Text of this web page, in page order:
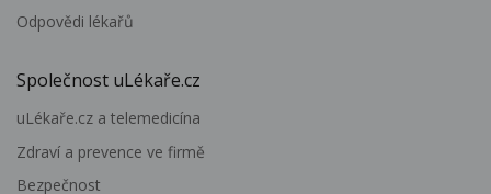
Odpovědi lékařů
Společnost uLékaře.cz
uLékaře.cz a telemedicína
Zdraví a prevence ve firmě
Bezpečnost